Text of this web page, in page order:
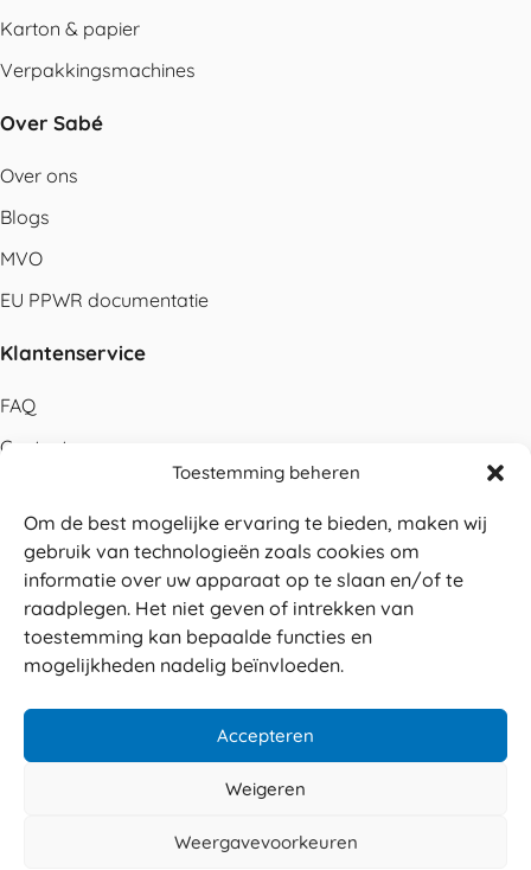
Toestemming beheren
Om de best mogelijke ervaring te bieden, maken wij
gebruik van technologieën zoals cookies om
informatie over uw apparaat op te slaan en/of te
raadplegen. Het niet geven of intrekken van
toestemming kan bepaalde functies en
mogelijkheden nadelig beïnvloeden.
Accepteren
Weigeren
Weergavevoorkeuren
Karton & papier
Verpakkingsmachines
Over Sabé
Over ons
Blogs
MVO
EU PPWR documentatie
Klantenservice
FAQ
Contact
Betalen
Levering
Retouren
Service en garantie
Veilig betalen
© 2026 Sabé Verpakkingen